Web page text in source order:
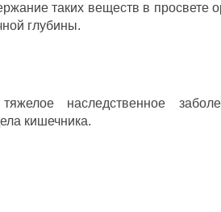
таких веществ в просвете
глубины.
наследственное
кишечника.